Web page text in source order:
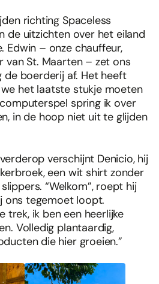
richting Spaceless
de uitzichten over het eiland
Edwin – onze chauffeur,
van St. Maarten – zet ons
boerderij af. Het heeft
het laatste stukje moeten
spring ik over
in de hoop niet uit te glijden
verschijnt Denicio, hij
een wit shirt zonder
“Welkom”, roept hij
ons tegemoet loopt.
trek, ik ben een heerlijke
Volledig plantaardig,
die hier groeien.”